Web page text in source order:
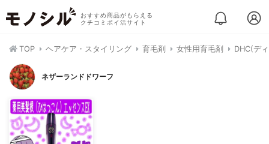
おすすめ商品がもらえる
クチコミポイ活サイト
TOP ヘアケア・スタイリング 育毛剤 女性用育毛剤 DHC(デ
ネザーランドドワーフ